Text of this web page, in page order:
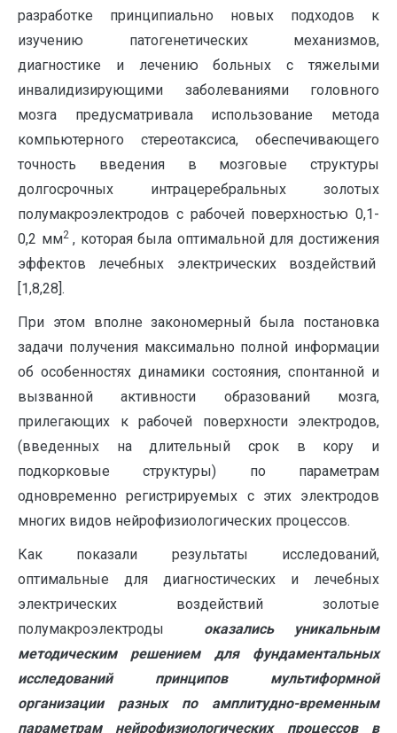
разработке принципиально новых подходов к
изучению патогенетических механизмов,
диагностике и лечению больных с тяжелыми
инвалидизирующими заболеваниями головного
мозга предусматривала использование метода
компьютерного стереотаксиса, обеспечивающего
точность введения в мозговые структуры
долгосрочных интрацеребральных золотых
полумакроэлектродов с рабочей поверхностью 0,1-
0,2 мм2 , которая была оптимальной для достижения
эффектов лечебных электрических воздействий
[1,8,28].
При этом вполне закономерный была постановка
задачи получения максимально полной информации
об особенностях динамики состояния, спонтанной и
вызванной активности образований мозга,
прилегающих к рабочей поверхности электродов,
(введенных на длительный срок в кору и
подкорковые структуры) по параметрам
одновременно регистрируемых с этих электродов
многих видов нейрофизиологических процессов.
Как показали результаты исследований,
оптимальные для диагностических и лечебных
электрических воздействий золотые
полумакроэлектроды оказались уникальным
методическим решением для фундаментальных
исследований принципов мультиформной
организации разных по амплитудно-временным
параметрам нейрофизиологических процессов в